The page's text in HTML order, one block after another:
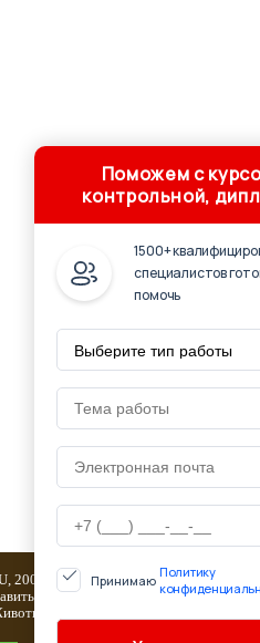
2001-2019
активную ссылку на страницу
Поможем с
контрольной,
1500+
специалистов
помочь
Принимаю Политику